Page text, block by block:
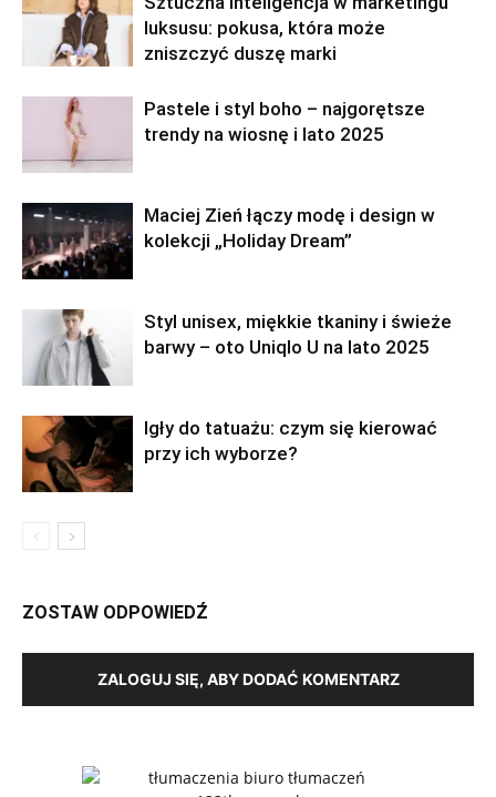
luksusu: pokusa, która może
zniszczyć duszę marki
Pastele i styl boho – najgorętsze
trendy na wiosnę i lato 2025
Maciej Zień łączy modę i design w
kolekcji „Holiday Dream”
Styl unisex, miękkie tkaniny i świeże
barwy – oto Uniqlo U na lato 2025
Igły do tatuażu: czym się kierować
przy ich wyborze?
ZOSTAW ODPOWIEDŹ
ZALOGUJ SIĘ, ABY DODAĆ KOMENTARZ